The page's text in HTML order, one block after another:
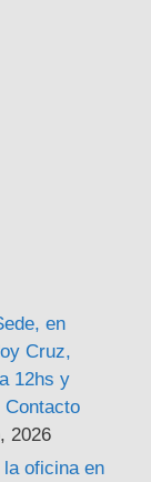
en
Cruz,
12hs y
Contacto
2026
oficina en